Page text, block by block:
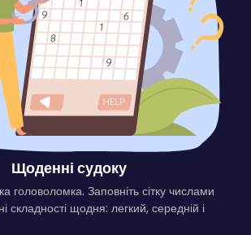
Щоденні судоку
головоломка. Заповніть сітку числами
складності щодня: легкий, середній і